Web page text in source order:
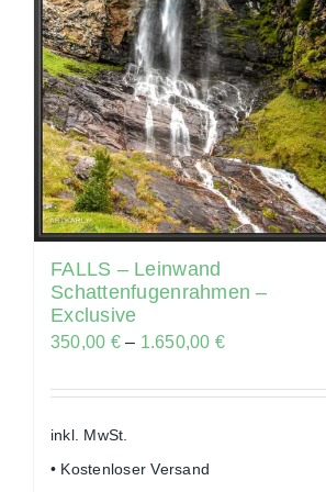
FALLS – Leinwand
Schattenfugenrahmen –
Exclusive
350,00 €– 1.650,00 €
inkl. MwSt.
• Kostenloser Versand